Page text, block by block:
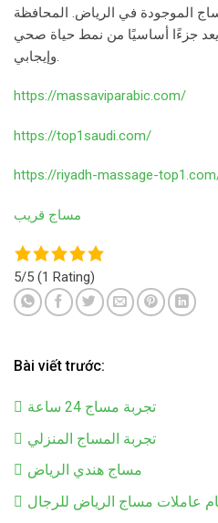
الموجودة في الرياض. المحافظة
جزءًا أساسيًا من نمط حياة صحي
وإيجابي.
https://massaviparabic.com/
https://top1saudi.com/
https://riyadh-massage-
مساج قريب
5/5 (1 Rating)
Bài viết trước:
تجربة مساج 24 ساعة
تجربة المساج المنزلي
مساج هندي الرياض
عاملات مساج الرياض للرجال